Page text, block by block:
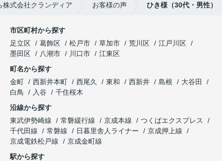
式会社クランディア お客様の声 ひき様（30代・男性）
市区町村から探す
足立区
葛飾区 松戸市 草加市 荒川区
江戸川区
墨田区
八潮市 川口市
江東区
町名から探す
金町
西新井本町 西尾久 東和 西新井 島根
大谷田
白鳥
入谷
千住桜木
沿線から探す
東武伊勢崎線
常磐緩行線 京成本線
つくばエクスプレス
千代田線
常磐線 日暮里舎人ライナー
京成押上線
京成電鉄松戸線
京成金町線
駅から探す